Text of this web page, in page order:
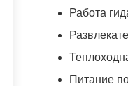
Работа
Питание